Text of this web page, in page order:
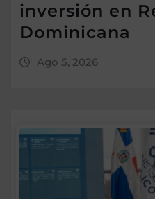
inversión en
Dominicana
Ago 5, 2026